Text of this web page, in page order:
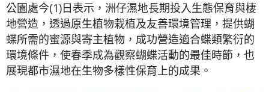
公園處今(1)日表示，洲仔濕地長期投入生態保育與棲
地營造，透過原生植物栽植及友善環境管理，提供蝴
蝶所需的蜜源與寄主植物，成功營造適合蝶類繁衍的
環境條件，使春季成為觀察蝴蝶活動的最佳時節，也
展現都市濕地在生物多樣性保育上的成果。